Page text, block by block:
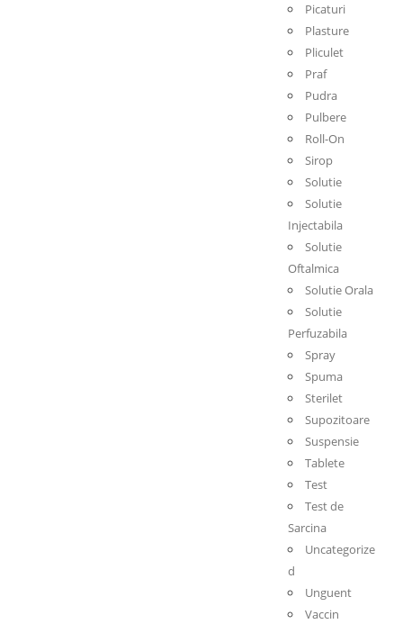
Picaturi
Plasture
Pliculet
Praf
Pudra
Pulbere
Roll-On
Sirop
Solutie
Solutie
Injectabila
Solutie
Oftalmica
Solutie Orala
Solutie
Perfuzabila
Spray
Spuma
Sterilet
Supozitoare
Suspensie
Tablete
Test
Test de
Sarcina
Uncategorize
d
Unguent
Vaccin